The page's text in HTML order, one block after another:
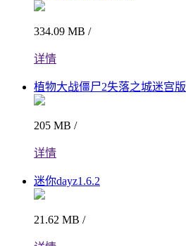
334.09 MB /
详情
植物大战僵尸2失落之城迷宫版
205 MB /
详情
迷你dayz1.6.2
21.62 MB /